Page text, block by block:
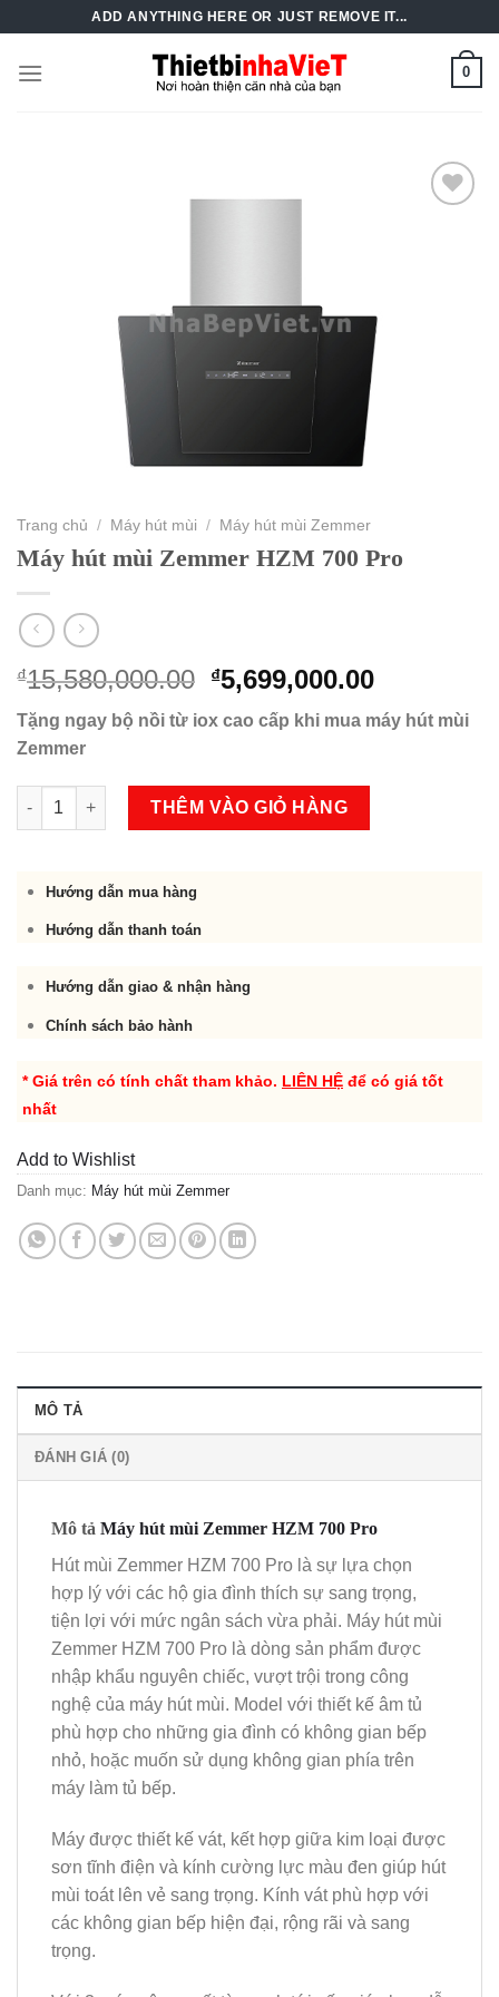
content
ADD ANYTHING HERE OR JUST REMOVE IT...
0
Trang chủ / Máy hút mùi / Máy hút mùi Zemmer
Máy hút mùi Zemmer HZM 700 Pro
₫15,580,000.00 Original
price
was:
₫5,699,000.00Current
price
is:
Tặng ngay bộ nồi từ iox cao cấp khi mua máy hút mùi
Zemmer
Máy hút mùi Zemmer HZM 700 Pro số lượng
THÊM VÀO GIỎ HÀNG
Hướng dẫn mua hàng
Hướng dẫn thanh toán
Hướng dẫn giao & nhận hàng
Chính sách bảo hành
* Giá trên có tính chất tham khảo. LIÊN HỆ để có giá tốt
nhất
Add to Wishlist
Danh mục: Máy hút mùi Zemmer
MÔ TẢ
ĐÁNH GIÁ (0)
Mô tả Máy hút mùi Zemmer HZM 700 Pro
Hút mùi Zemmer HZM 700 Pro là sự lựa chọn
hợp lý với các hộ gia đình thích sự sang trọng,
tiện lợi với mức ngân sách vừa phải. Máy hút mùi
Zemmer HZM 700 Pro là dòng sản phẩm được
nhập khẩu nguyên chiếc, vượt trội trong công
nghệ của máy hút mùi. Model với thiết kế âm tủ
phù hợp cho những gia đình có không gian bếp
nhỏ, hoặc muốn sử dụng không gian phía trên
máy làm tủ bếp.
Máy được thiết kế vát, kết hợp giữa kim loại được
sơn tĩnh điện và kính cường lực màu đen giúp hút
mùi toát lên vẻ sang trọng. Kính vát phù hợp với
các không gian bếp hiện đại, rộng rãi và sang
trọng.